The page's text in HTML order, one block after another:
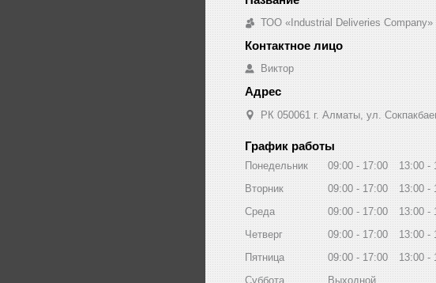
ТОО «Industrial Deliveries Company»
Виктор
РК 050061 г. Алматы, ул.
График работы
Понедельник 09:00 17:00 13:00
Вторник
09:00 17:00 13:00
Среда
09:00 17:00 13:00
Четверг
09:00 17:00 13:00
Пятница
09:00 17:00 13:00
Суббота
Выходной